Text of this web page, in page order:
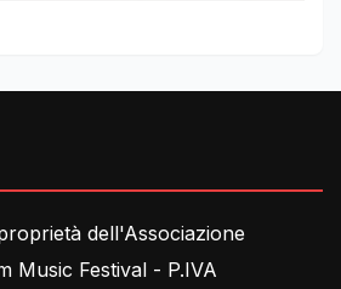
dell'Associazione
Music Festival - P.IVA